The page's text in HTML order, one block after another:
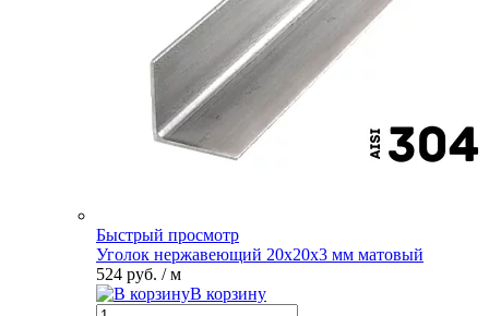
Быстрый просмотр
Уголок нержавеющий 20х20х3 мм матовый
524 руб. / м
В корзину